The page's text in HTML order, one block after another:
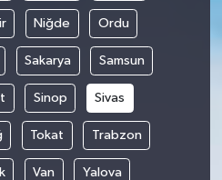
Niğde Ordu
Sakarya Samsun
Sinop Sivas
Tokat Trabzon
Van Yalova